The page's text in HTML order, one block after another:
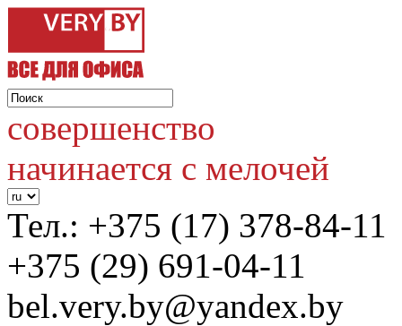
совершенство
начинается с мелочей
Тел.: +375 (17) 378-84-11
+375 (29) 691-04-11
bel.very.by@yandex.by